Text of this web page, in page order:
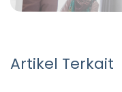
Artikel Terkait